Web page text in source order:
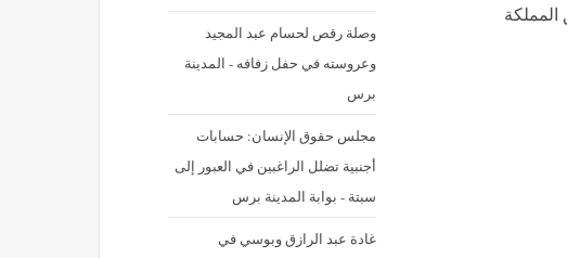
وصلة رقص لحسام عبد المجيد
وعروسته في حفل زفافه - المدينة
برس
مجلس حقوق الإنسان: حسابات
أجنبية تضلل الراغبين في العبور إلى
سبتة - بوابة المدينة برس
غادة عبد الرازق وبوسي في